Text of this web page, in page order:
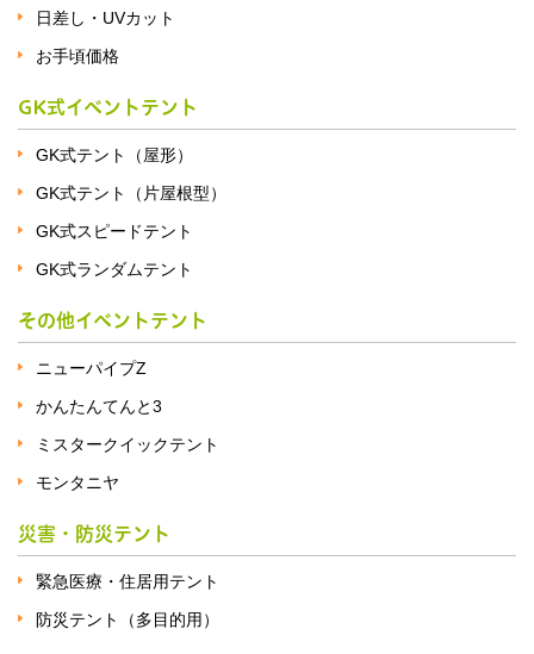
日差し・UVカット
お手頃価格
GK式イベントテント
GK式テント（屋形）
GK式テント（片屋根型）
GK式スピードテント
GK式ランダムテント
その他イベントテント
ニューパイプZ
かんたんてんと3
ミスタークイックテント
モンタニヤ
災害・防災テント
緊急医療・住居用テント
防災テント（多目的用）